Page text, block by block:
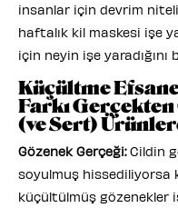
insanlar için devrim
haftalık kil maskesi işe
için neyin işe yaradığını
Küçültme
Farkı
(ve Sert)
Gözenek Gerçeği:Cildin
soyulmuş hissediliyorsa
küçültülmüş gözenekler